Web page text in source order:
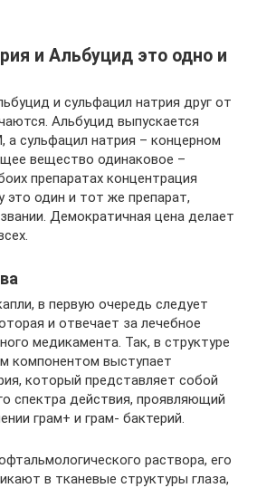
и Альбуцид это одно и
и сульфацил натрия друг от
Альбуцид выпускается
а сульфацил натрия – концерном
вещество одинаковое –
препаратах концентрация
это один и тот же препарат,
Демократичная цена делает
в первую очередь следует
и отвечает за лечебное
медикамента. Так, в структуре
компонентом выступает
который представляет собой
спектра действия, проявляющий
грам+ и грам- бактерий.
раствора, его
в тканевые структуры глаза,